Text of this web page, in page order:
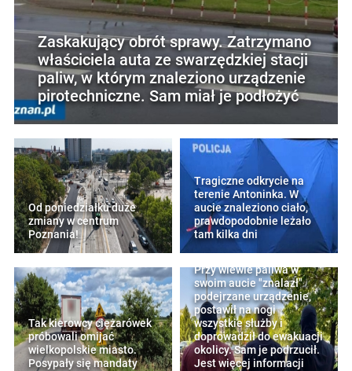
Zaskakujący obrót sprawy. Zatrzymano
właściciela auta ze swarzędzkiej stacji
paliw, w którym znaleziono urządzenie
pirotechniczne. Sam miał je podłożyć
Od poniedziałku duże
zmiany w centrum
Poznania!
Tragiczne odkrycie na
terenie Antoninka. W
aucie znaleziono ciało,
prawdopodobnie leżało
tam kilka dni
Tak kierowcy ciężarówek
próbowali omijać
wielkopolskie miasto.
Posypały się mandaty
Przy wlewie paliwa w
swoim aucie "znalazł"
podejrzane urządzenie,
postawił na nogi
wszystkie służby i
doprowadził do ewakuacji
okolicy. Sam je podrzucił.
Jest więcej informacji